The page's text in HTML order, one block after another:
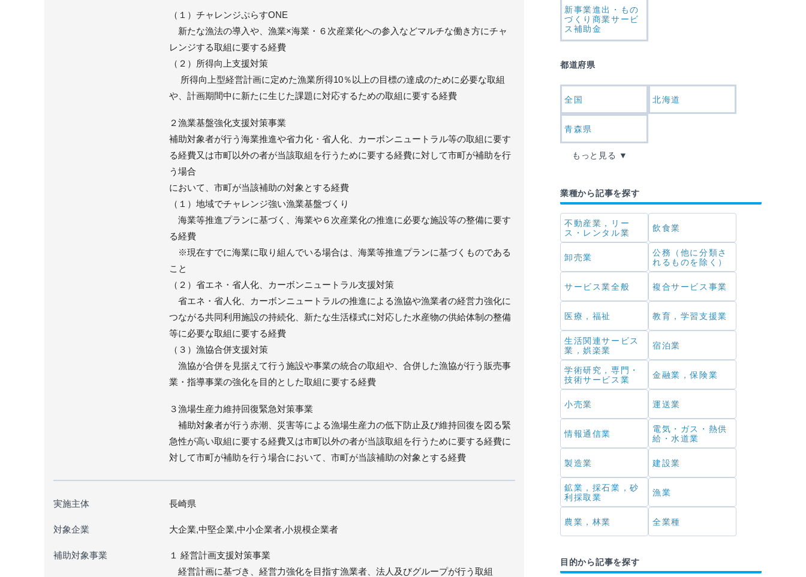
（１）チャレンジぷらすONE
新たな漁法の導入や、漁業×海業・６次産業化への参入などマルチな働き方にチャ
レンジする取組に要する経費
（２）所得向上支援対策
所得向上型経営計画に定めた漁業所得10％以上の目標の達成のために必要な取組
や、計画期間中に新たに生じた課題に対応するための取組に要する経費
２漁業基盤強化支援対策事業
補助対象者が行う海業推進や省力化・省人化、カーボンニュートラル等の取組に要す
る経費又は市町以外の者が当該取組を行うために要する経費に対して市町が補助を行
う場合
において、市町が当該補助の対象とする経費
（１）地域でチャレンジ強い漁業基盤づくり
海業等推進プランに基づく、海業や６次産業化の推進に必要な施設等の整備に要す
る経費
※現在すでに海業に取り組んでいる場合は、海業等推進プランに基づくものである
こと
（２）省エネ・省人化、カーボンニュートラル支援対策
省エネ・省人化、カーボンニュートラルの推進による漁協や漁業者の経営力強化に
つながる共同利用施設の持続化、新たな生活様式に対応した水産物の供給体制の整備
等に必要な取組に要する経費
（３）漁協合併支援対策
漁協が合併を見据えて行う施設や事業の統合の取組や、合併した漁協が行う販売事
業・指導事業の強化を目的とした取組に要する経費
３漁場生産力維持回復緊急対策事業
補助対象者が行う赤潮、災害等による漁場生産力の低下防止及び維持回復を図る緊
急性が高い取組に要する経費又は市町以外の者が当該取組を行うために要する経費に
対して市町が補助を行う場合において、市町が当該補助の対象とする経費
実施主体 長崎県
対象企業 大企業,中堅企業,中小企業者,小規模企業者
補助対象事業
１ 経営計画支援対策事業
経営計画に基づき、経営力強化を目指す漁業者、法人及びグループが行う取組
新事業進出・もの
づくり商業サービ
ス補助金
都道府県
全国 北海道
青森県
もっと見る
業種から記事を探す
不動産業，リー
ス・レンタル業
飲食業
卸売業
公務（他に分類さ
れるものを除く）
サービス業全般 複合サービス事業
医療，福祉 教育，学習支援業
生活関連サービス
業，娯楽業
宿泊業
学術研究，専門・
技術サービス業
金融業，保険業
小売業 運送業
情報通信業
電気・ガス・熱供
給・水道業
製造業 建設業
鉱業，採石業，砂
利採取業
漁業
農業，林業 全業種
目的から記事を探す